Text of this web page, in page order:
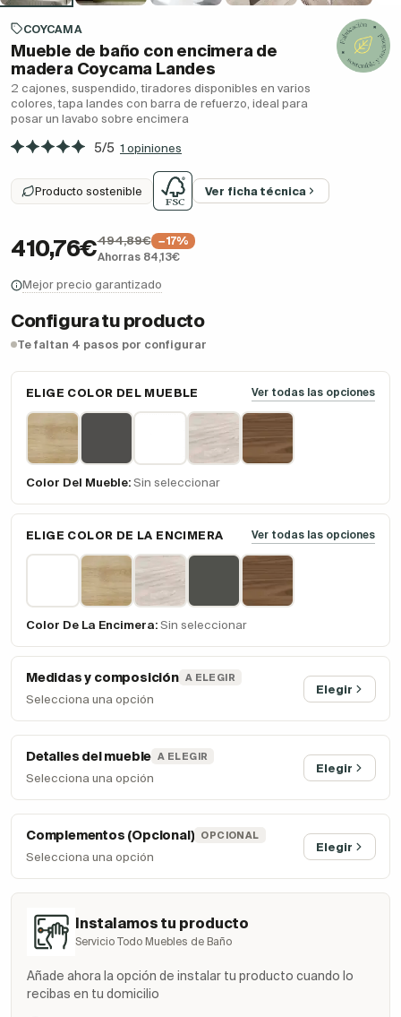
COYCAMA
Mueble de baño con encimera de
madera Coycama Landes
2 cajones, suspendido, tiradores disponibles en varios
colores, tapa landes con barra de refuerzo, ideal para
posar un lavabo sobre encimera
5/5 1 opiniones
Producto sostenible Ver ficha técnica
410,76€494,89€
−17%
Ahorras 84,13€
Mejor precio garantizado
Configura tu producto
Te faltan 4 pasos por configurar
ELIGE COLOR DEL MUEBLE Ver todas las opciones
Color Del Mueble: Sin seleccionar
ELIGE COLOR DE LA ENCIMERA Ver todas las opciones
Color De La Encimera: Sin seleccionar
Medidas y composición A ELEGIR
Selecciona una opción
Elegir
Detalles del mueble A ELEGIR
Selecciona una opción
Elegir
Complementos (Opcional) OPCIONAL
Selecciona una opción
Elegir
Instalamos tu producto
Servicio Todo Muebles de Baño
Añade ahora la opción de instalar tu producto cuando lo
recibas en tu domicilio